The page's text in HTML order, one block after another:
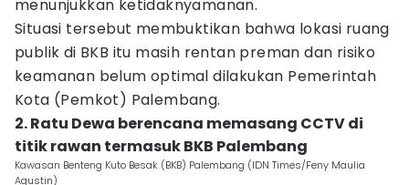
menunjukkan ketidaknyamanan.
Situasi tersebut membuktikan bahwa lokasi ruang
publik di BKB itu masih rentan preman dan risiko
keamanan belum optimal dilakukan Pemerintah
Kota (Pemkot) Palembang.
2. Ratu Dewa berencana memasang CCTV di
titik rawan termasuk BKB Palembang
Kawasan Benteng Kuto Besak (BKB) Palembang (IDN Times/Feny Maulia
Agustin)